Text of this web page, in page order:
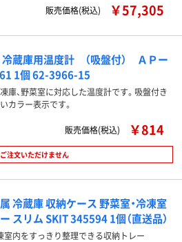
販売価格(税込) ￥57,305
冷蔵庫用温度計 （吸盤付） ＡＰー
1個 62-3966-15
庫、野菜室に対応した温度計です。吸盤付き
カラー表示です。
販売価格(税込) ￥814
注文いただけません
冷蔵庫 収納ケース 野菜室・冷凍室
スリム SKIT 345594 1個（直送品）
室内をすっきり整理できる収納トレー